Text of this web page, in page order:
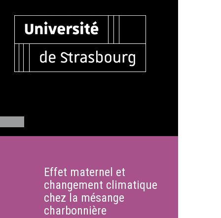
Effet maternel et
changement climatique
chez la mésange
charbonnière